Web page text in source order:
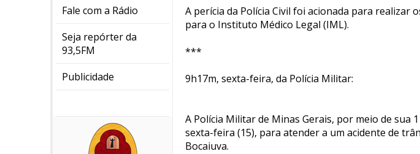
Fale com a Rádio
Seja repórter da
93,5FM
Publicidade
A perícia da Polícia Civil foi acionada para
para o Instituto Médico Legal (IML).
***
9h17m, sexta-feira, da Polícia Militar:
A Polícia Militar de Minas Gerais, por meio de sua
sexta-feira (15), para atender a um acidente de
Bocaiuva.